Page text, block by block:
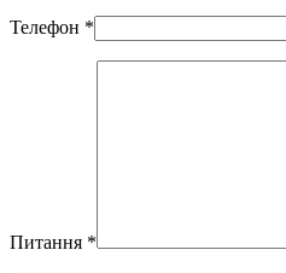
Телефон *
Питання *